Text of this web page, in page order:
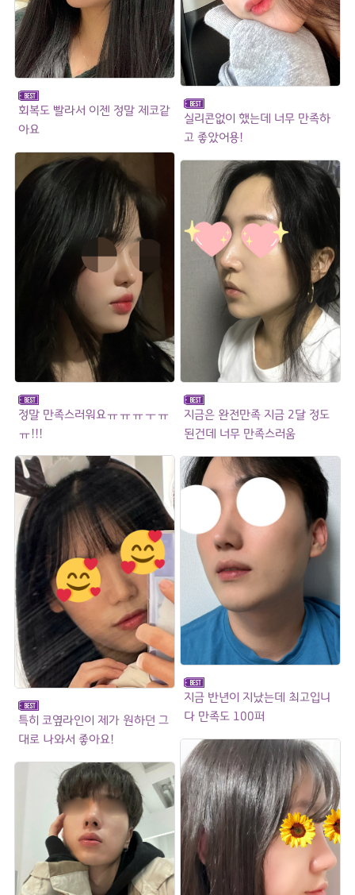
회복도 빨라서 이젠 정말 제코같
아요
실리콘없이 했는데 너무 만족하
고 좋았어용!
정말 만족스러워요ㅠㅠㅠㅜㅠ
ㅠ!!!
지금은 완전만족 지금 2달 정도
된건데 너무 만족스러움
특히 코옆라인이 제가 원하던 그
대로 나와서 좋아요!
지금 반년이 지났는데 최고입니
다 만족도 100퍼